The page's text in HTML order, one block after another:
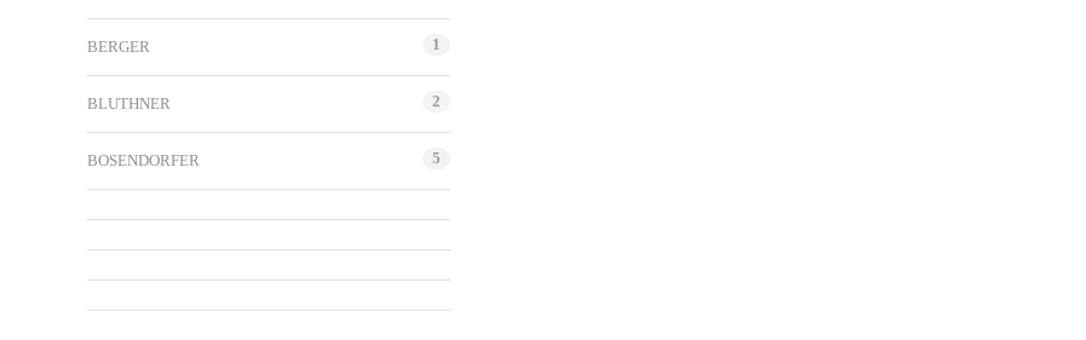
BERGER 1
BLUTHNER 2
BOSENDORFER 5